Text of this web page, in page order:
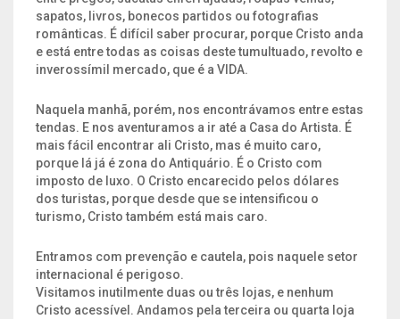
sapatos, livros, bonecos partidos ou fotografias
românticas. É difícil saber procurar, porque Cristo anda
e está entre todas as coisas deste tumultuado, revolto e
inverossímil mercado, que é a VIDA.
Naquela manhã, porém, nos encontrávamos entre estas
tendas. E nos aventuramos a ir até a Casa do Artista. É
mais fácil encontrar ali Cristo, mas é muito caro,
porque lá já é zona do Antiquário. É o Cristo com
imposto de luxo. O Cristo encarecido pelos dólares
dos turistas, porque desde que se intensificou o
turismo, Cristo também está mais caro.
Entramos com prevenção e cautela, pois naquele setor
internacional é perigoso.
Visitamos inutilmente duas ou três lojas, e nenhum
Cristo acessível. Andamos pela terceira ou quarta loja